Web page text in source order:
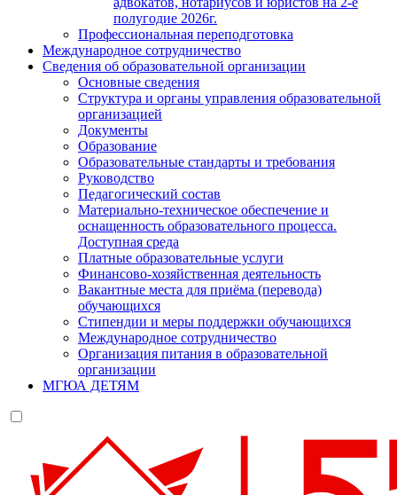
полугодие 2026г.
Профессиональная переподготовка
Международное сотрудничество
Сведения об образовательной организации
Основные сведения
Структура и органы управления образовательной
организацией
Документы
Образование
Образовательные стандарты и требования
Руководство
Педагогический состав
Материально-техническое обеспечение и
оснащенность образовательного процесса.
Доступная среда
Платные образовательные услуги
Финансово-хозяйственная деятельность
Вакантные места для приёма (перевода)
обучающихся
Стипендии и меры поддержки обучающихся
Международное сотрудничество
Организация питания в образовательной
организации
МГЮА ДЕТЯМ